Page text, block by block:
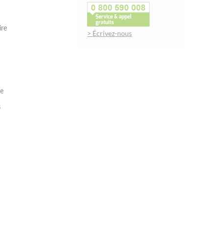
> Écrivez-nous